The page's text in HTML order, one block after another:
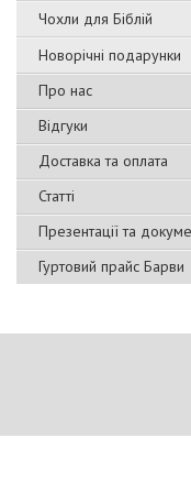
Чохли для Біблій
Новорічні подарунки
Про нас
Відгуки
Доставка та оплата
Статті
Презентації та
Гуртовий прайс Барви